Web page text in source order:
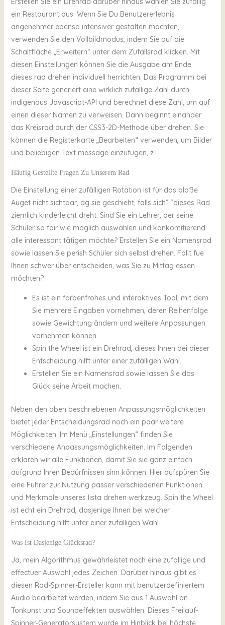
ein Restaurant aus. Wenn Sie Du Benutzererlebnis
angenehmer ebenso intensiver gestalten möchten,
verwenden Sie den Vollbildmodus, indem Sie auf die
Schaltfläche „Erweitern“ unter dem Zufallsrad klicken. Mit
diesen Einstellungen können Sie die Ausgabe am Ende
dieses rad drehen individuell herrichten. Das Programm bei
dieser Seite generiert eine wirklich zufällige Zahl durch
indigenous Javascript-API und berechnet diese Zahl, um auf
einen dieser Namen zu verweisen. Dann beginnt einander
das Kreisrad durch der CSS3-2D-Methode über drehen. Sie
können die Registerkarte „Bearbeiten“ verwenden, um Bilder
und beliebigen Text message einzufügen, z.
Häufig Gestellte Fragen Zu Unserem Rad
Die Einstellung einer zufälligen Rotation ist für das bloße
Auget nicht sichtbar, ag sie geschieht, falls sich” “dieses Rad
ziemlich kinderleicht dreht. Sind Sie ein Lehrer, der seine
Schüler so fair wie möglich auswählen und konkomitierend
alle interessant tätigen möchte? Erstellen Sie ein Namensrad
sowie lassen Sie perish Schüler sich selbst drehen. Fällt fue
Ihnen schwer über entscheiden, was Sie zu Mittag essen
möchten?
Es ist ein farbenfrohes und interaktives Tool, mit dem
Sie mehrere Eingaben vornehmen, deren Reihenfolge
sowie Gewichtung ändern und weitere Anpassungen
vornehmen können.
Spin the Wheel ist ein Drehrad, dieses Ihnen bei dieser
Entscheidung hilft unter einer zufälligen Wahl.
Erstellen Sie ein Namensrad sowie lassen Sie das
Glück seine Arbeit machen.
Neben den oben beschriebenen Anpassungsmöglichkeiten
bietet jeder Entscheidungsrad noch ein paar weitere
Möglichkeiten. Im Menü „Einstellungen“ finden Sie
verschiedene Anpassungsmöglichkeiten. Im Folgenden
erklären wir alle Funktionen, damit Sie sie ganz einfach
aufgrund Ihren Bedürfnissen sinn können. Hier aufspüren Sie
eine Führer zur Nutzung passer verschiedenen Funktionen
und Merkmale unseres lista drehen werkzeug. Spin the Wheel
ist echt ein Drehrad, dasjenige Ihnen bei welcher
Entscheidung hilft unter einer zufälligen Wahl.
Was Ist Dasjenige Glücksrad?
Ja, mein Algorithmus gewährleistet noch eine zufällige und
effectuer Auswahl jedes Zeichen. Darüber hinaus gibt es
diesen Rad-Spinner-Ersteller kann mit benutzerdefiniertem
Audio bearbeitet werden, indem Sie aus 1 Auswahl an
Tonkunst und Soundeffekten auswählen. Dieses Freilauf-
Spinner-Generatorsystem wurde im Hinblick bei höchste